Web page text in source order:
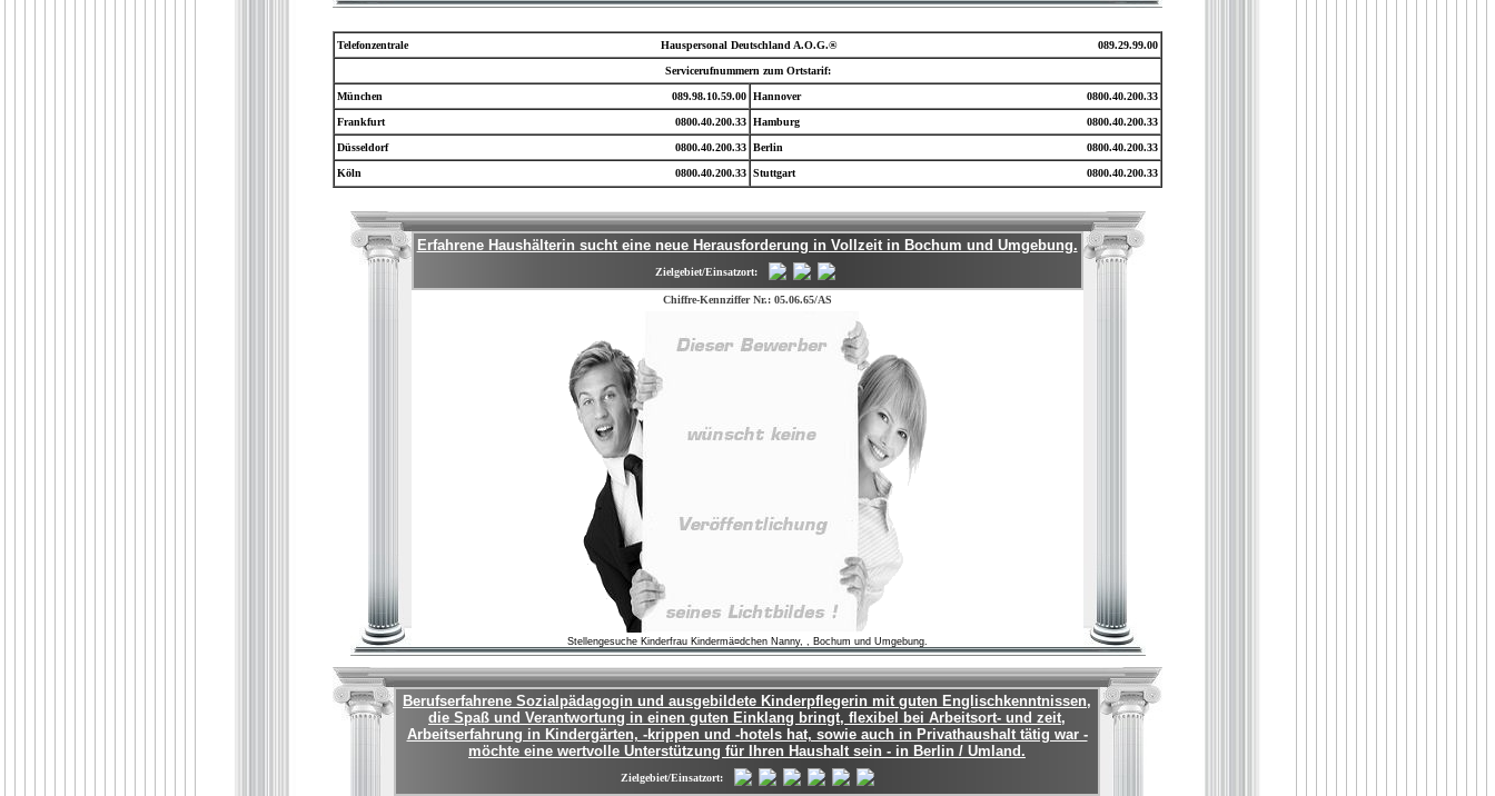
Telefonzentrale Hauspersonal Deutschland A.O.G.® 089.29.99.00
Servicerufnummern zum Ortstarif:
München 089.98.10.59.00 Hannover 0800.40.200.33
Frankfurt 0800.40.200.33 Hamburg 0800.40.200.33
Düsseldorf 0800.40.200.33 Berlin 0800.40.200.33
Köln 0800.40.200.33 Stuttgart 0800.40.200.33
Erfahrene Haushälterin sucht eine neue Herausforderung in Vollzeit in Bochum und Umgebung.
Zielgebiet/Einsatzort:
Chiffre-Kennziffer Nr.: 05.06.65/AS
Stellengesuche Kinderfrau Kindermä¤dchen Nanny, , Bochum und Umgebung.
Berufserfahrene Sozialpädagogin und ausgebildete Kinderpflegerin mit guten Englischkenntnissen,
die Spaß und Verantwortung in einen guten Einklang bringt, flexibel bei Arbeitsort- und zeit,
Arbeitserfahrung in Kindergärten, -krippen und -hotels hat, sowie auch in Privathaushalt tätig war -
möchte eine wertvolle Unterstützung für Ihren Haushalt sein - in Berlin / Umland.
Zielgebiet/Einsatzort: